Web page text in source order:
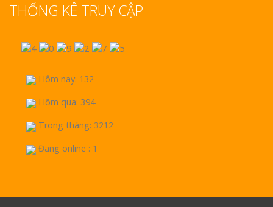
THỐNG KÊ TRUY CẬP
Hôm nay: 132
Hôm qua: 394
Trong tháng: 3212
Đang online : 1